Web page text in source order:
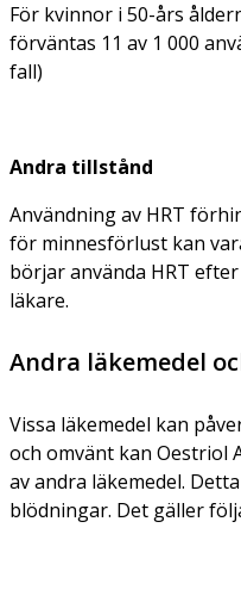
För kvinnor i 50-års
förväntas 11 av 1 000
fall)
Andra tillstånd
Användning av HRT
för minnesförlust kan
börjar använda HRT
läkare.
Andra läkemedel
Vissa läkemedel kan
och omvänt kan Oestriol
av andra läkemedel.
blödningar. Det gäller